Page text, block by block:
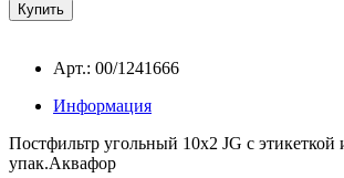
Арт.: 00/1241666
Информация
Постфильтр угольный 10х2 JG с этикеткой
упак.Аквафор